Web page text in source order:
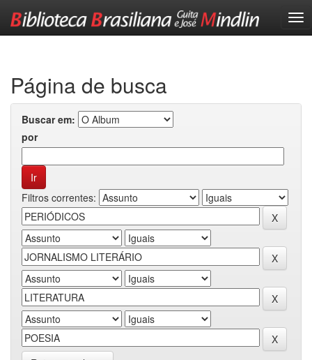
Página de busca
Buscar em:
por
Filtros correntes: